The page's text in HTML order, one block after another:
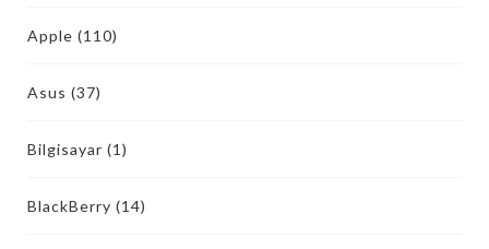
Apple (110)
Asus (37)
Bilgisayar (1)
BlackBerry (14)